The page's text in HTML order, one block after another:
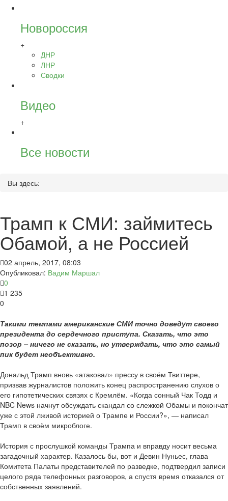
Новороссия
+
ДНР
ЛНР
Сводки
Видео
+
Все новости
Вы здесь:
Трамп к СМИ: займитесь
Обамой, а не Россией
02 апрель, 2017, 08:03
Опубликовал: Вадим Маршал
0
1 235
0
Такими темпами американские СМИ точно доведут своего
президента до сердечного приступа. Сказать, что это
позор – ничего не сказать, но утверждать, что это самый
пик будет необъективно.
Дональд Трамп вновь «атаковал» прессу в своём Твиттере,
призвав журналистов положить конец распространению слухов о
его гипотетических связях с Кремлём. «Когда сонный Чак Тодд и
NBC News начнут обсуждать скандал со слежкой Обамы и покончат
уже с этой лживой историей о Трампе и России?», — написал
Трамп в своём микроблоге.
История с прослушкой команды Трампа и вправду носит весьма
загадочный характер. Казалось бы, вот и Девин Нуньес, глава
Комитета Палаты представителей по разведке, подтвердил записи
целого ряда телефонных разговоров, а спустя время отказался от
собственных заявлений.